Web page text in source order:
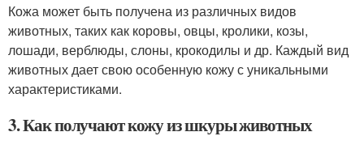
Кожа может быть получена из различных видов
животных, таких как коровы, овцы, кролики, козы,
лошади, верблюды, слоны, крокодилы и др. Каждый вид
животных дает свою особенную кожу с уникальными
характеристиками.
3. Как получают кожу из шкуры животных